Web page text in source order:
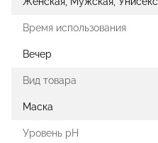
Время использования
Вечер
Вид товара
Маска
Уровень pH